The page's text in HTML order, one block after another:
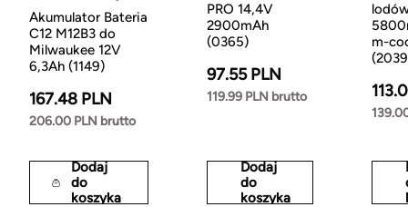
Akumulator Bateria
C12 M12B3 do
Milwaukee 12V
6,3Ah (1149)
167.48 PLN
206.00 PLN brutto
Dodaj
do
koszyka
PRO 14,4V
2900mAh
(0365)
97.55 PLN
119.99 PLN brutto
Dodaj
do
koszyka
m-